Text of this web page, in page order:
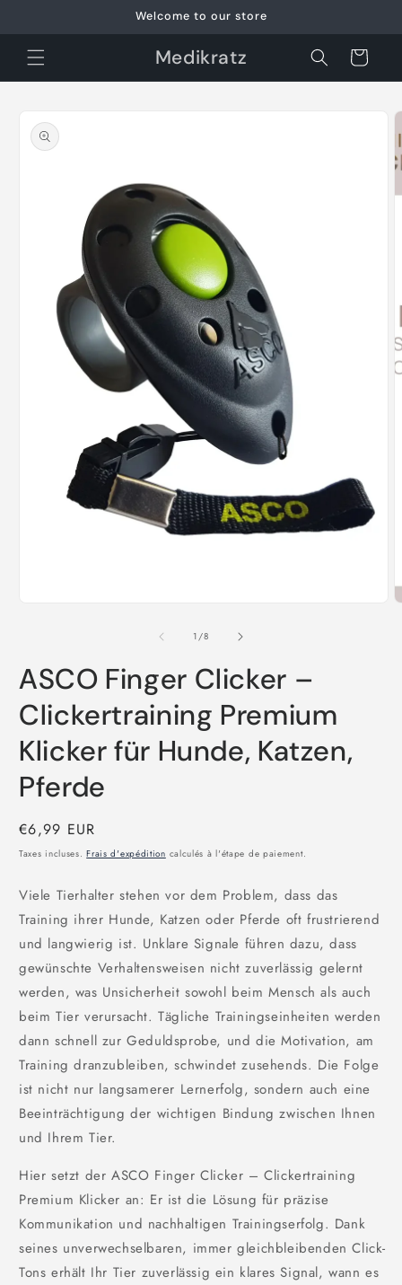
au
contenu
Welcome to our store
Medikratz Panier
informations
produits
1/de
8
ASCO Finger Clicker –
Clickertraining Premium
Klicker für Hunde, Katzen,
Pferde
Prix
habituel
€6,99 EUR
Taxes incluses.Frais d'expédition calculés à l'étape de paiement.
Viele Tierhalter stehen vor dem Problem, dass das
Training ihrer Hunde, Katzen oder Pferde oft frustrierend
und langwierig ist. Unklare Signale führen dazu, dass
gewünschte Verhaltensweisen nicht zuverlässig gelernt
werden, was Unsicherheit sowohl beim Mensch als auch
beim Tier verursacht. Tägliche Trainingseinheiten werden
dann schnell zur Geduldsprobe, und die Motivation, am
Training dranzubleiben, schwindet zusehends. Die Folge
ist nicht nur langsamerer Lernerfolg, sondern auch eine
Beeinträchtigung der wichtigen Bindung zwischen Ihnen
und Ihrem Tier.
Hier setzt der ASCO Finger Clicker – Clickertraining
Premium Klicker an: Er ist die Lösung für präzise
Kommunikation und nachhaltigen Trainingserfolg. Dank
seines unverwechselbaren, immer gleichbleibenden Click-
Tons erhält Ihr Tier zuverlässig ein klares Signal, wann es